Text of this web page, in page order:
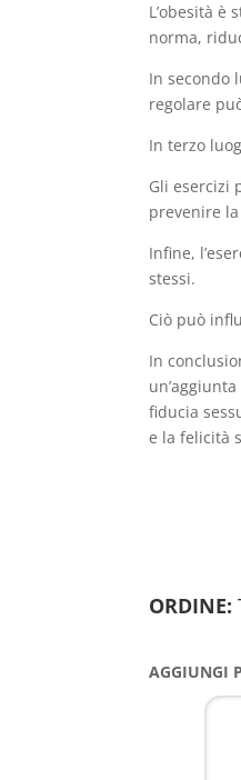
L’obesità
norma,
In secondo
regolare
In terzo
Gli esercizi
prevenire
Infine,
stessi.
Ciò può
In
fiducia
e la felicità
ORDINE:
AGGIUNGI